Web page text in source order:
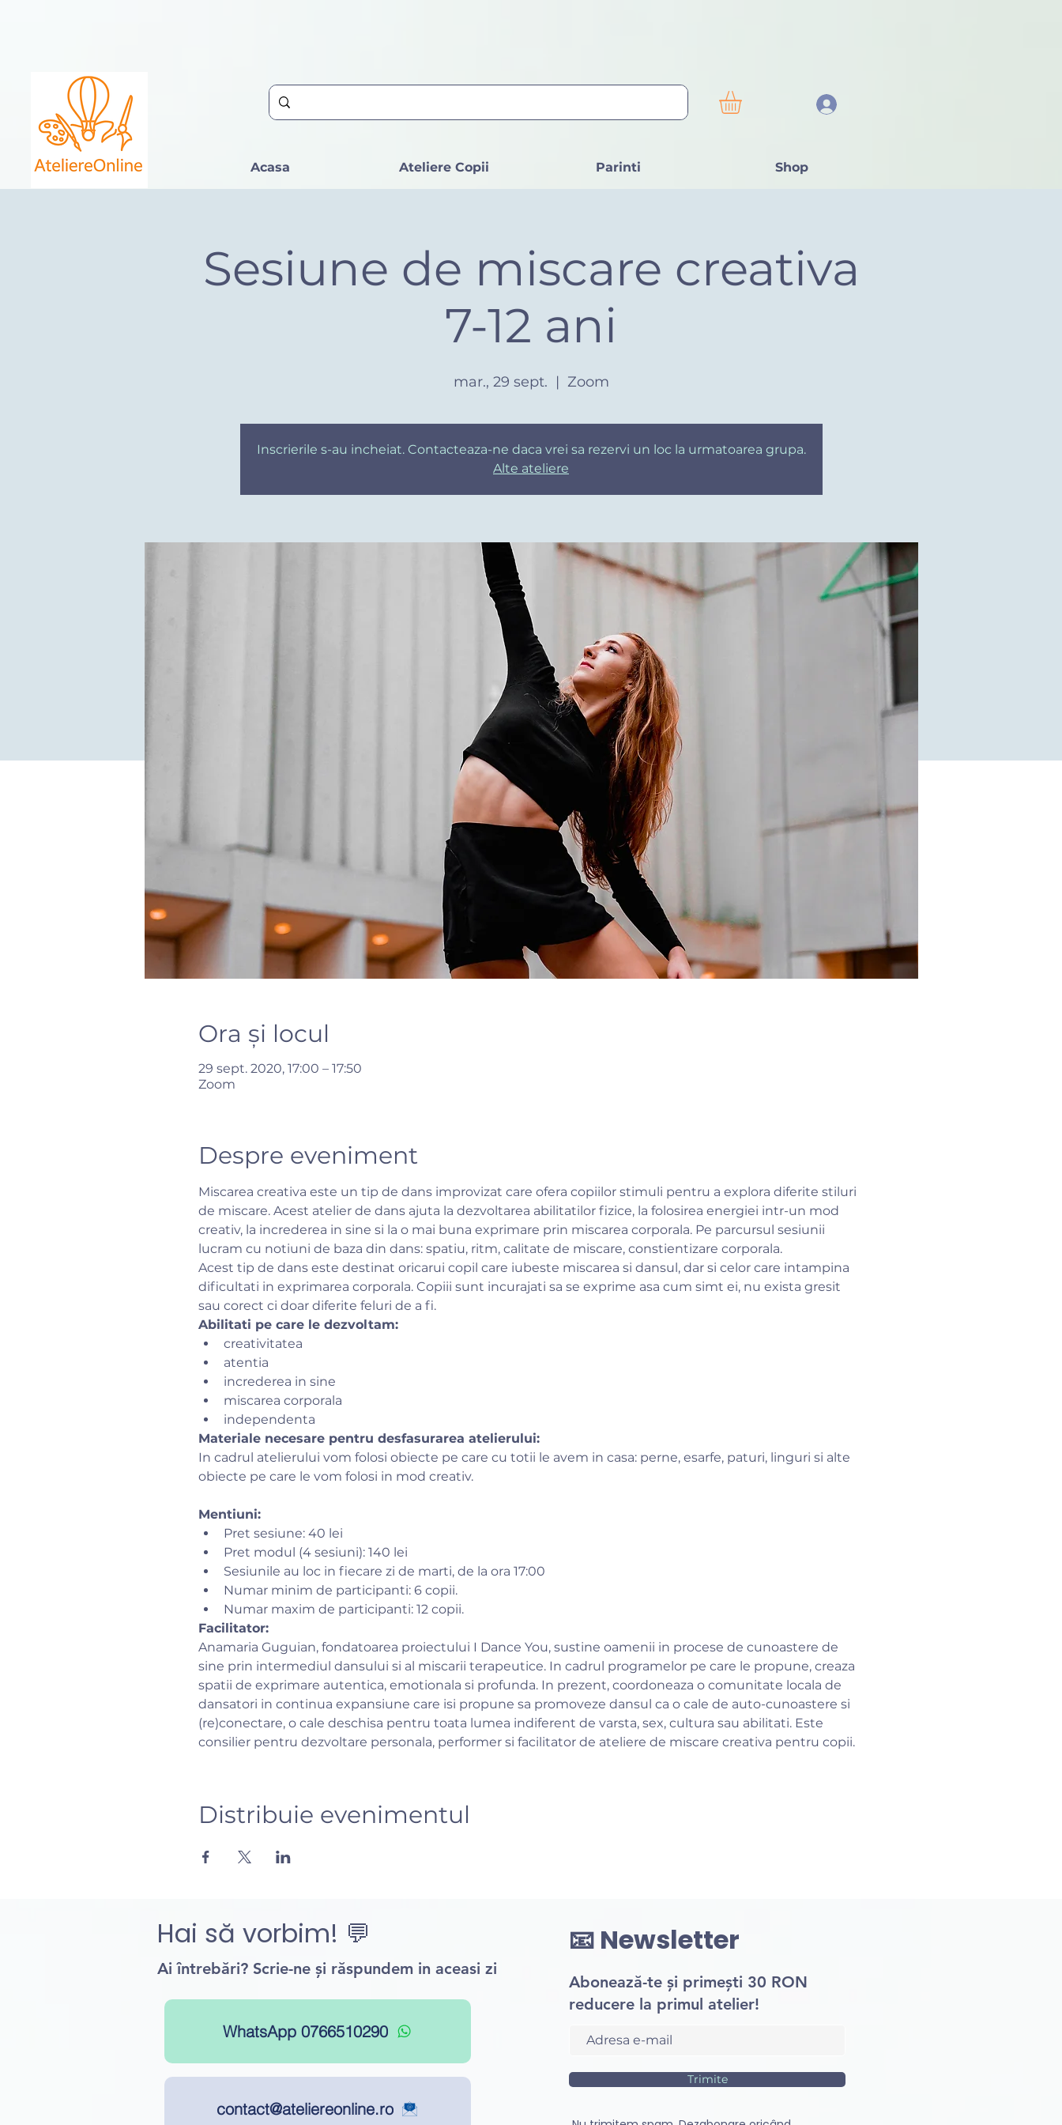
Acasa Ateliere Copii Parinti Shop
Sesiune de miscare creativa
7-12 ani
mar., 29 sept.
  |
Zoom
Inscrierile s-au incheiat. Contacteaza-ne daca vrei sa rezervi un loc la urmatoarea grupa.
Alte ateliere
Ora și locul
29 sept. 2020, 17:00 – 17:50
Zoom
Despre eveniment
Miscarea creativa este un tip de dans improvizat care ofera copiilor stimuli pentru a explora diferite stiluri
de miscare. Acest atelier de dans ajuta la dezvoltarea abilitatilor fizice, la folosirea energiei intr-un mod
creativ, la increderea in sine si la o mai buna exprimare prin miscarea corporala. Pe parcursul sesiunii
lucram cu notiuni de baza din dans: spatiu, ritm, calitate de miscare, constientizare corporala.
Acest tip de dans este destinat oricarui copil care iubeste miscarea si dansul, dar si celor care intampina
dificultati in exprimarea corporala. Copiii sunt incurajati sa se exprime asa cum simt ei, nu exista gresit
sau corect ci doar diferite feluri de a fi.
Abilitati pe care le dezvoltam:
creativitatea
atentia
increderea in sine
miscarea corporala
independenta
Materiale necesare pentru desfasurarea atelierului:
​In cadrul atelierului vom folosi obiecte pe care cu totii le avem in casa: perne, esarfe, paturi, linguri si alte
obiecte pe care le vom folosi in mod creativ.​
Mentiuni:
Pret sesiune: 40 lei
Pret modul (4 sesiuni): 140 lei
Sesiunile au loc in fiecare zi de marti, de la ora 17:00
Numar minim de participanti: 6 copii.
Numar maxim de participanti: 12 copii.
Facilitator:
Anamaria Guguian, fondatoarea proiectului I Dance You, sustine oamenii in procese de cunoastere de
sine prin intermediul dansului si al miscarii terapeutice. In cadrul programelor pe care le propune, creaza
spatii de exprimare autentica, emotionala si profunda. In prezent, coordoneaza o comunitate locala de
dansatori in continua expansiune care isi propune sa promoveze dansul ca o cale de auto-cunoastere si
(re)conectare, o cale deschisa pentru toata lumea indiferent de varsta, sex, cultura sau abilitati. Este
consilier pentru dezvoltare personala, performer si facilitator de ateliere de miscare creativa pentru copii.
Distribuie evenimentul
Hai să vorbim! 💬
Ai întrebări? Scrie-ne și răspundem in aceasi zi
WhatsApp 0766510290
contact@ateliereonline.ro
📧 Newsletter
Abonează-te și primești 30 RON
reducere la primul atelier!
Trimite